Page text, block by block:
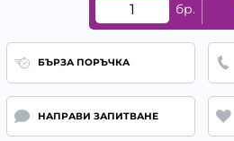
бр.
БЪРЗА ПОРЪЧКА
НАПРАВИ ЗАПИТВАНЕ